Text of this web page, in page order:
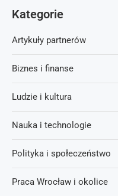
Kategorie
Artykuły partnerów
Biznes i finanse
Ludzie i kultura
Nauka i technologie
Polityka i społeczeństwo
Praca Wrocław i okolice